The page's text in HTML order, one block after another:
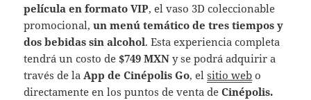
película en formato VIP, el vaso 3D coleccionable
promocional,un menú temático de tres tiempos y
dos bebidas sin alcohol. Esta experiencia completa
tendrá un costo de$749 MXN y se podrá adquirir a
través de laApp de Cinépolis Go, elsitio web o
directamente en los puntos de venta de Cinépolis.